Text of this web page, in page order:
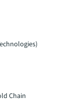
Chain